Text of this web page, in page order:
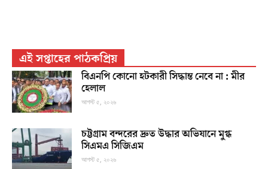
এই সপ্তাহের পাঠকপ্রিয়
বিএনপি কোনো হটকারী সিদ্ধান্ত নেবে না : মীর
হেলাল
আগস্ট ৫, ২০২৬
চট্টগ্রাম বন্দরের দ্রুত উদ্ধার অভিযানে মুগ্ধ
সিএমএ সিজিএম
আগস্ট ৫, ২০২৬